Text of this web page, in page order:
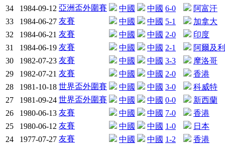
34
1984-09-12 亞洲盃外圍賽 中國 中國 6-0
阿富汗
33
1984-06-27 友賽 中國 中國 5-1
加拿大
32
1984-06-21 友賽 中國 中國 2-0
印度
31
1984-06-19 友賽 中國 中國 2-1
阿爾及
30
1982-07-23 友賽 中國 中國 3-3
摩洛哥
29
1982-07-21 友賽 中國 中國 2-0
香港
28
1981-10-18 世界盃外圍賽 中國 中國 3-0
科威特
27
1981-09-24 世界盃外圍賽 中國 中國 0-0
新西蘭
26
1980-06-13 友賽 中國 中國 7-0
香港
25
1980-06-12 友賽 中國 中國 1-0
日本
24
1977-07-27 友賽 中國 中國 1-2
香港